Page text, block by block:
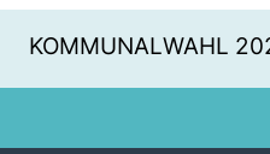
KOMMUNALWAHL